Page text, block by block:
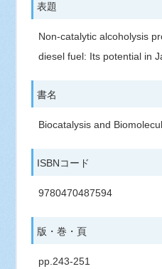
表題
Non-catalytic alcoholysis
diesel fuel: Its potential in
書名
Biocatalysis and
ISBNコード
9780470487594
版・巻・頁
pp.243-251